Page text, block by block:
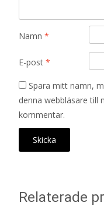
Namn *
E-post *
Spara mitt namn,
denna webbläsare till
kommentar.
Relaterade